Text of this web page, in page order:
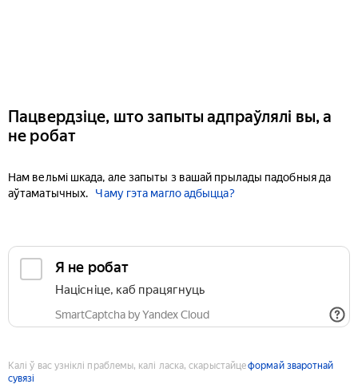
Пацвердзіце, што запыты адпраўлялі вы, а
не робат
Нам вельмі шкада, але запыты з вашай прылады падобныя да
аўтаматычных.
Чаму гэта магло адбыцца?
Я не робат
Націсніце, каб працягнуць
SmartCaptcha by Yandex Cloud
Калі ў вас узніклі праблемы, калі ласка, скарыстайцеформай зваротнай
сувязі